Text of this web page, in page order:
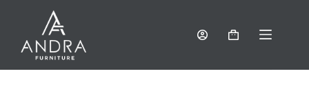
Shopping